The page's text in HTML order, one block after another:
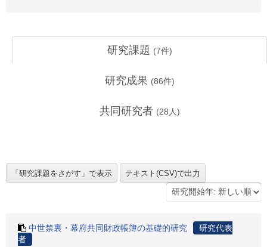
研究課題 (7件)
研究成果 (86件)
共同研究者 (28 人)
中世禁裏・幕府共同財政帳簿の基礎的研究
研究代表
者